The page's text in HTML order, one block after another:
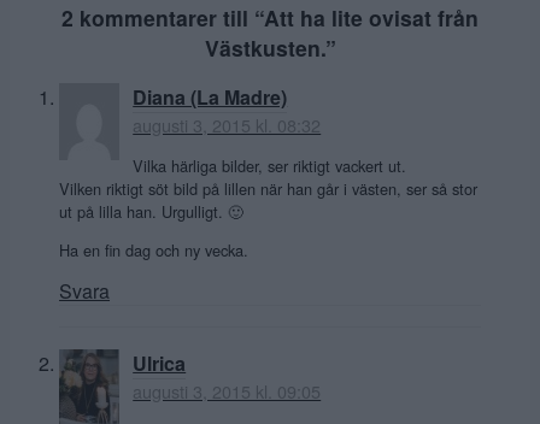
2 kommentarer till “Att ha lite ovisat från
Västkusten.”
Diana (La Madre)
augusti 3, 2015 kl. 08:32
Vilka härliga bilder, ser riktigt vackert ut.
Vilken riktigt söt bild på lillen när han går i västen, ser så stor
ut på lilla han. Urgulligt. 🙂
Ha en fin dag och ny vecka.
Svara
Ulrica
augusti 3, 2015 kl. 09:05